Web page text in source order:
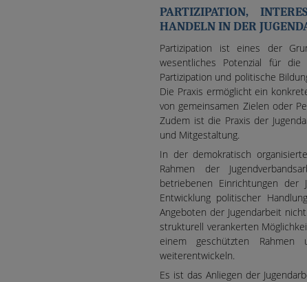
PARTIZIPATION,
HANDELN IN DER
Partizipation ist eines der
wesentliches Potenzial für die
Partizipation und politische
Die Praxis ermöglicht ein
von gemeinsamen Zielen oder
Zudem ist die Praxis der
und Mitgestaltung.
In der demokratisch
Rahmen der
betriebenen Einrichtungen
Entwicklung politischer
Angeboten der Jugendarbeit
strukturell verankerten
einem geschützten
weiterentwickeln.
Es ist das Anliegen der